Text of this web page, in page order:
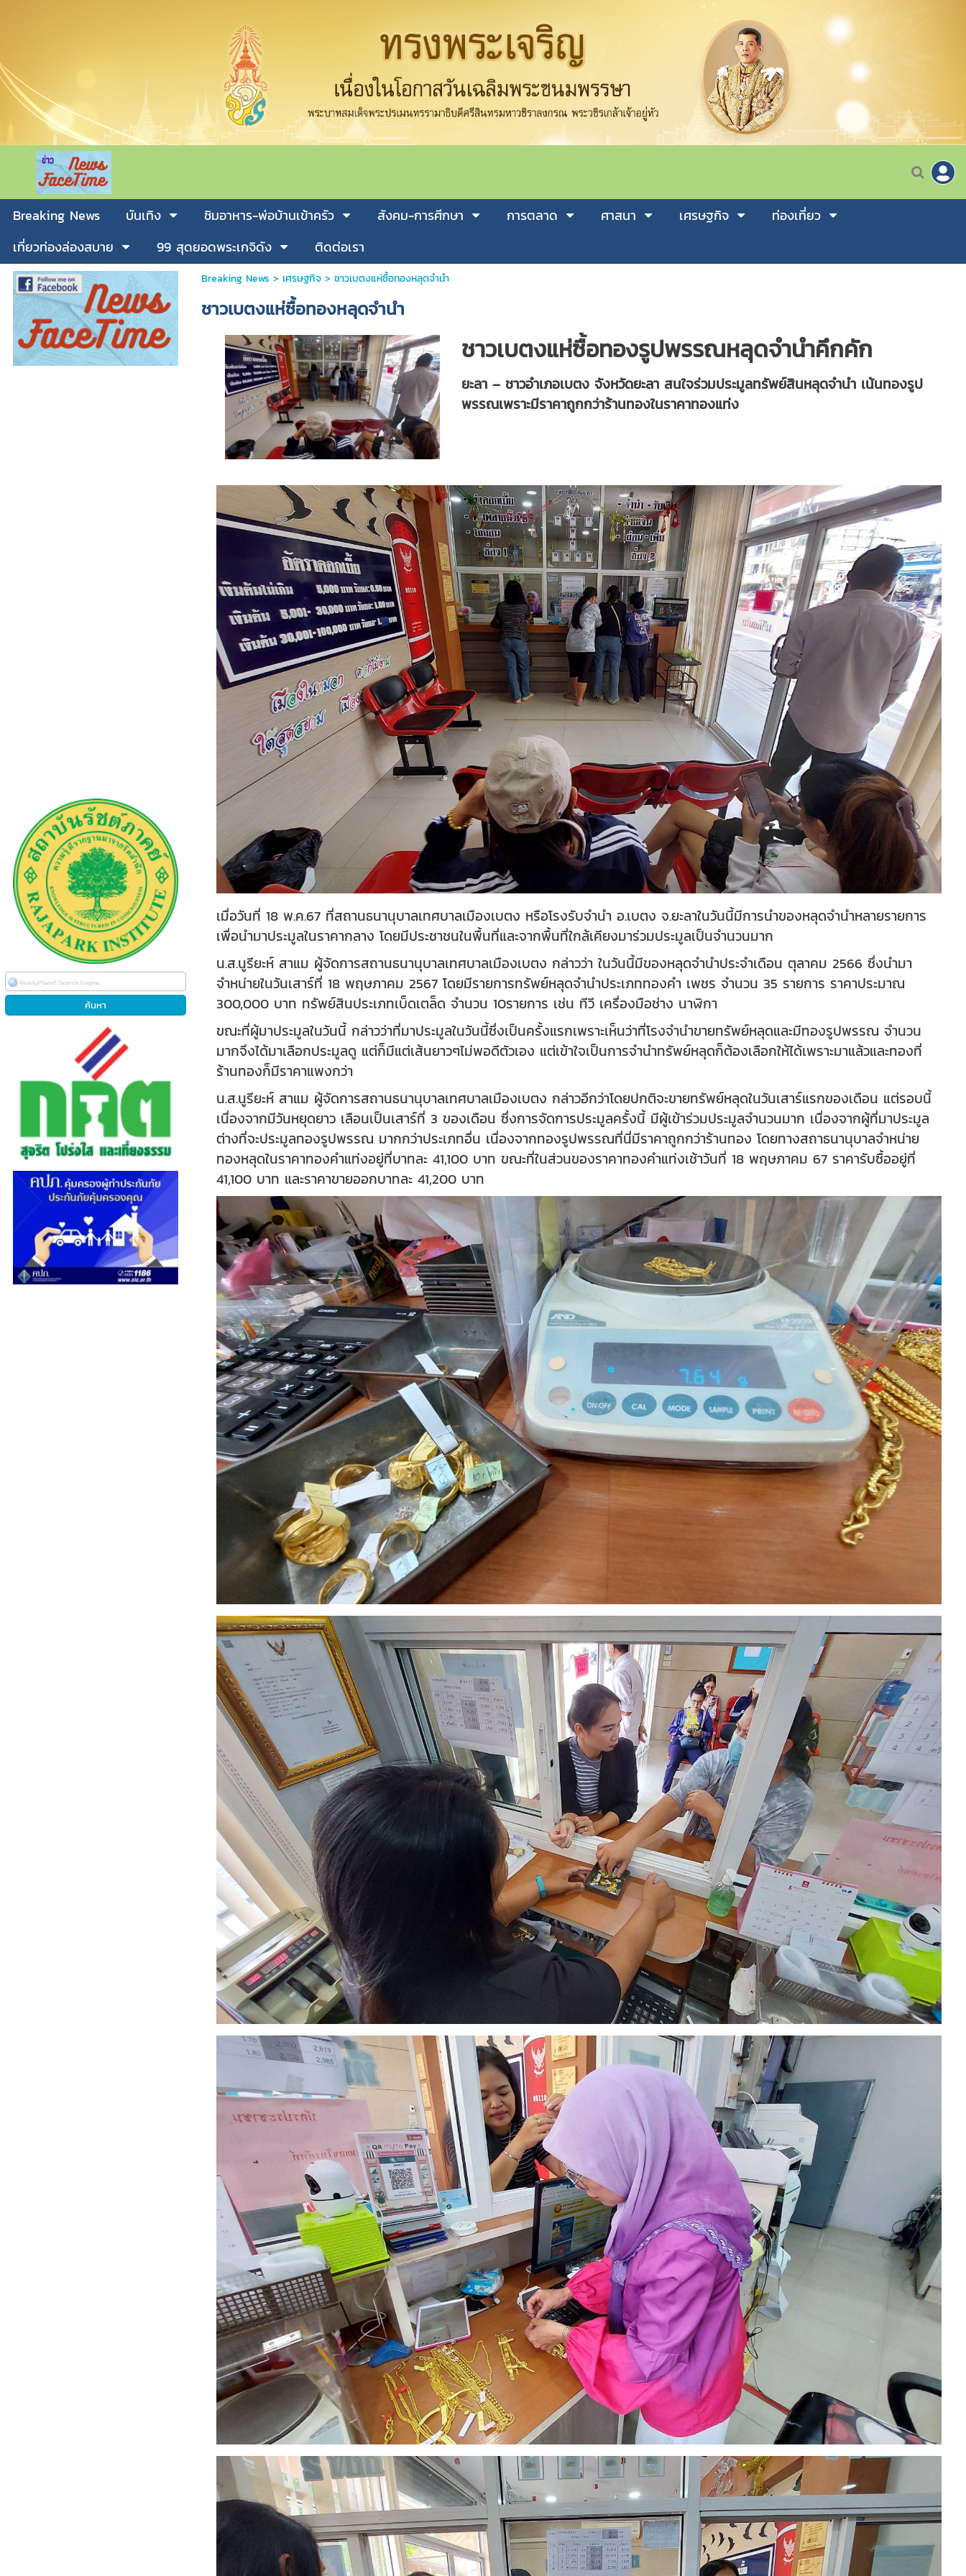
Breaking News บันเทิง ชิมอาหาร-พ่อบ้านเข้าครัว สังคม-การศีกษา การตลาด ศาสนา เศรษฐกิจ
ท่องเที่ยว
เที่ยวท่องล่องสบาย
99 สุดยอดพระเกจิดัง ติดต่อเรา
Breaking News > เศรษฐกิจ> ชาวเบตงแห่ซื้อทองหลุดจำนำ
ชาวเบตงแห่ซื้อทองหลุดจำนำ
ชาวเบตงแห่ซื้อทองรูปพรรณหลุดจำนำคึกคัก
ยะลา – ชาวอำเภอเบตง จังหวัดยะลา สนใจร่วมประมูลทรัพย์สินหลุดจำนำ เน้นทองรูป
พรรณเพราะมีราคาถูกกว่าร้านทองในราคาทองแท่ง
เมื่อวันที่ 18 พ.ค.67 ที่สถานธนานุบาลเทศบาลเมืองเบตง หรือโรงรับจำนำ อ.เบตง จ.ยะลาในวันนี้มีการนำของหลุดจำนำหลายรายการ
เพื่อนำมาประมูลในราคากลาง โดยมีประชาชนในพื้นที่และจากพื้นที่ใกล้เคียงมาร่วมประมูลเป็นจำนวนมาก
น.ส.นูรียะห์ สาแม ผู้จัดการสถานธนานุบาลเทศบาลเมืองเบตง กล่าวว่า ในวันนี้มีของหลุดจำนำประจำเดือน ตุลาคม 2566 ซึ่งนำมา
จำหน่ายในวันเสาร์ที่ 18 พฤษภาคม 2567 โดยมีรายการทรัพย์หลุดจำนำประเภททองคำ เพชร จำนวน 35 รายการ ราคาประมาณ
300,000 บาท ทรัพย์สินประเภทเบ็ดเตล็ด จำนวน 10รายการ เช่น ทีวี เครื่องมือช่าง นาฬิกา
ขณะที่ผู้มาประมูลในวันนี้ กล่าวว่าที่มาประมูลในวันนี้ซึ่งเป็นครั้งแรกเพราะเห็นว่าที่โรงจำนำขายทรัพย์หลุดและมีทองรูปพรรณ จำนวน
มากจึงได้มาเลือกประมูลดู แต่ก็มีแต่เส้นยาวๆไม่พอดีตัวเอง แต่เข้าใจเป็นการจำนำทรัพย์หลุดก็ต้องเลือกให้ได้เพราะมาแล้วและทองที่
ร้านทองก็มีราคาแพงกว่า
น.ส.นูรียะห์ สาแม ผู้จัดการสถานธนานุบาลเทศบาลเมืองเบตง กล่าวอีกว่าโดยปกติจะขายทรัพย์หลุดในวันเสาร์แรกของเดือน แต่รอบนี้
เนื่องจากมีวันหยุดยาว เลือนเป็นเสาร์ที่ 3 ของเดือน ซึ่งการจัดการประมูลครั้งนี้ มีผู้เข้าร่วมประมูลจำนวนมาก เนื่องจากผู้ที่มาประมูล
ต่างที่จะประมูลทองรูปพรรณ มากกว่าประเภทอื่น เนื่องจากทองรูปพรรณที่นี่มีราคาถูกกว่าร้านทอง โดยทางสถาธนานุบาลจำหน่าย
ทองหลุดในราคาทองคำแท่งอยู่ที่บาทละ 41,100 บาท ขณะที่ในส่วนของราคาทองคำแท่งเช้าวันที่ 18 พฤษภาคม 67 ราคารับซื้ออยู่ที่
41,100 บาท และราคาขายออกบาทละ 41,200 บาท